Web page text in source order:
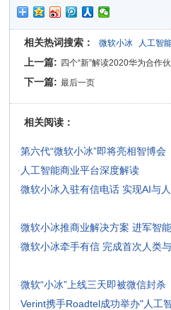
相关热词搜索： 微软小冰 人工智
上一篇: 四个“新”解读2020华为合作
下一篇: 最后一页
相关阅读：
·第六代“微软小冰”即将亮相智博会
· 人工智能商业平台深度解读
·微软小冰入驻有信电话 实现AI与
·微软小冰推商业解决方案 进军智
·微软小冰牵手有信 完成首次人类
·微软“小冰”上线三天即被微信封杀
·Verint携手Roadtel成功举办"人工